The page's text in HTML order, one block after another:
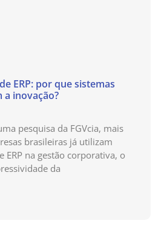
ERP: por que sistemas
a inovação?
pesquisa da FGVcia, mais
brasileiras já utilizam
ERP na gestão corporativa, o
da